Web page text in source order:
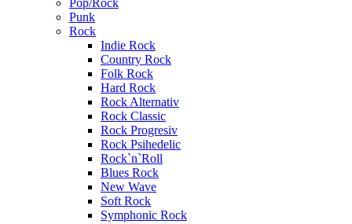
Pop/Rock
Punk
Rock
Indie Rock
Country Rock
Folk Rock
Hard Rock
Rock Alternativ
Rock Classic
Rock Progresiv
Rock Psihedelic
Rock`n`Roll
Blues Rock
New Wave
Soft Rock
Symphonic Rock